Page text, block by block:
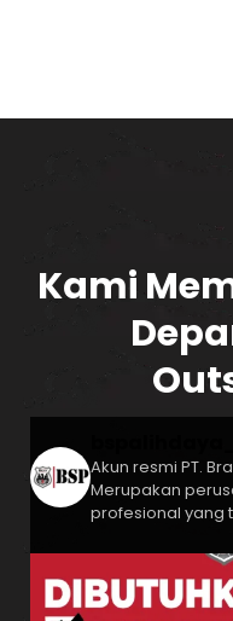
Kami
Akun resmi PT.
Merupakan
profesional yang